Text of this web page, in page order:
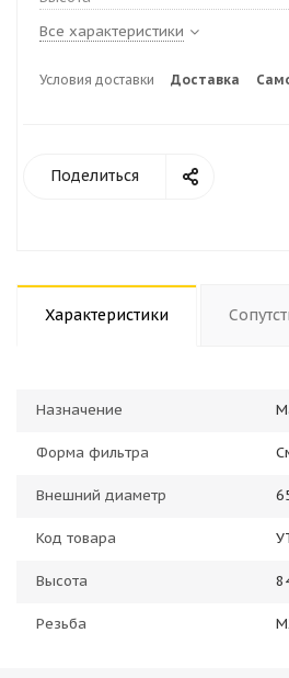
Все характеристики
Условия доставки Доставка
Поделиться
Характеристики
Назначение
Форма фильтра
Внешний диаметр
Код товара
Высота
Резьба